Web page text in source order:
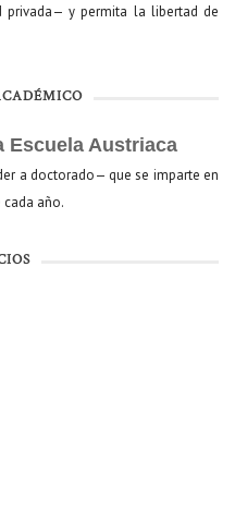
privada— y permita la libertad de
Escuela Austriaca
a doctorado— que se imparte en
cada año.